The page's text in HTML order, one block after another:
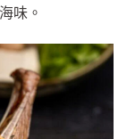
味。